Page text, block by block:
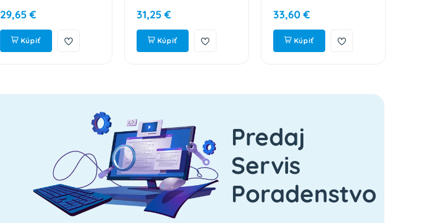
29,65 €
Kúpiť
31,25 €
Kúpiť
33,60 €
Kúpiť
Predaj
Servis
Poradenstvo